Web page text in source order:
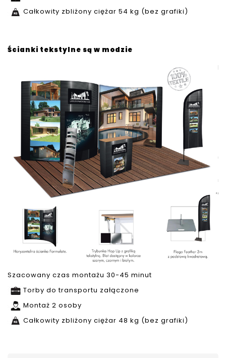
Całkowity zbliżony ciężar 54 kg (bez grafiki)
Ścianki tekstylne są w modzie
Szacowany czas montażu 30-45 minut
Torby do transportu załączone
Montaż 2 osoby
Całkowity zbliżony ciężar 48 kg (bez grafiki)